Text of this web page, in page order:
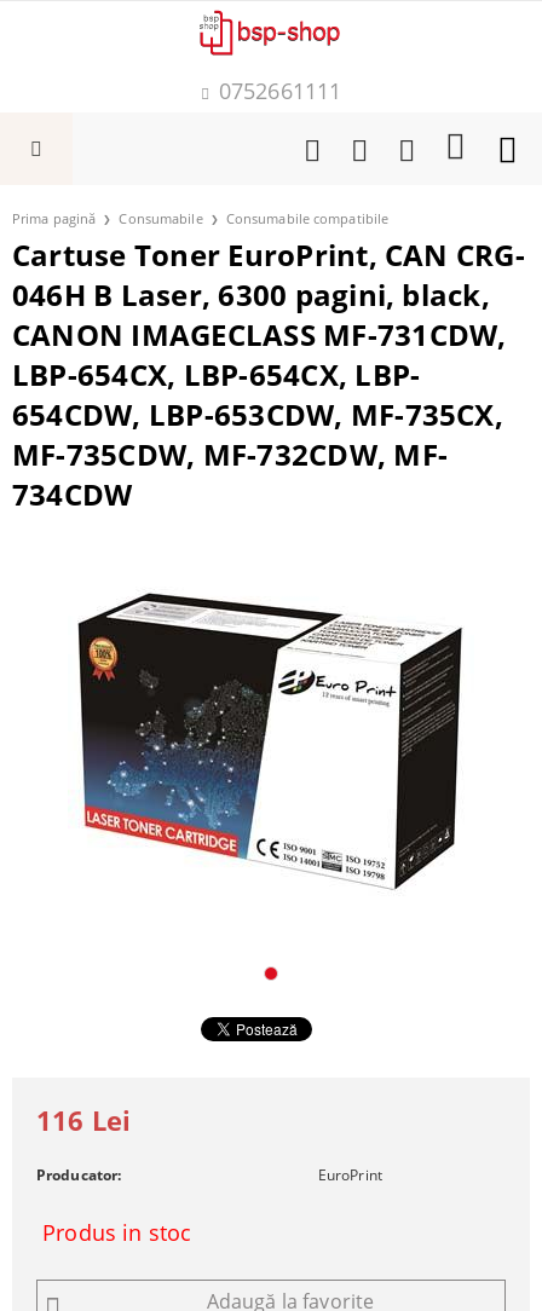
0752661111
Prima pagină Consumabile Consumabile compatibile
Cartuse Toner EuroPrint, CAN CRG-
046H B Laser, 6300 pagini, black,
CANON IMAGECLASS MF-731CDW,
LBP-654CX, LBP-654CX, LBP-
654CDW, LBP-653CDW, MF-735CX,
MF-735CDW, MF-732CDW, MF-
734CDW
116 Lei
Producator: EuroPrint
Produs in stoc
Adaugă la favorite